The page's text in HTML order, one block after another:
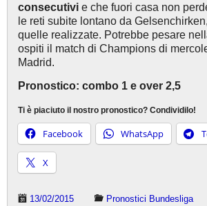
consecutivi e che fuori casa non
le reti subite lontano da
quelle realizzate. Potrebbe pesare
ospiti il match di Champions di
Madrid.
Pronostico: combo 1 e over 2,5
Ti è piaciuto il nostro pronostico? Condividilo!
Facebook WhatsApp
X
13/02/2015 Pronostici Bundesliga